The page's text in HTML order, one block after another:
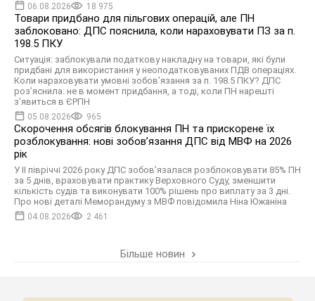
06.08.2026 18 975
Товари придбано для пільгових операцій, але ПН
заблоковано: ДПС пояснила, коли нараховувати ПЗ за п.
198.5 ПКУ
Ситуація: заблокували податкову накладну на товари, які були
придбані для використання у неоподатковуваних ПДВ операціях.
Коли нараховувати умовні зобов’язання за п. 198.5 ПКУ? ДПС
роз’яснила: не в момент придбання, а тоді, коли ПН нарешті
з’явиться в ЄРПН
05.08.2026 965
Скорочення обсягів блокування ПН та прискорене їх
розблокування: нові зобов’язання ДПС від МВФ на 2026
рік
У II півріччі 2026 року ДПС зобов’язалася розблоковувати 85% ПН
за 5 днів, враховувати практику Верховного Суду, зменшити
кількість судів та виконувати 100% рішень про виплату за 3 дні.
Про нові деталі Меморандуму з МВФ повідомила Ніна Южаніна
04.08.2026 2 461
Більше новин